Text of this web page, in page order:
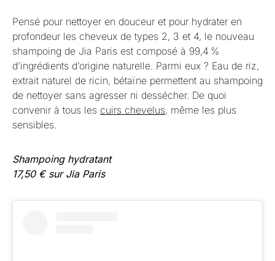
Pensé pour nettoyer en douceur et pour hydrater en
profondeur les cheveux de types 2, 3 et 4, le nouveau
shampoing de Jia Paris est composé à 99,4 %
d’ingrédients d’origine naturelle. Parmi eux ? Eau de riz,
extrait naturel de ricin, bétaïne permettent au shampoing
de nettoyer sans agresser ni dessécher. De quoi
convenir à tous les cuirs chevelus, même les plus
sensibles.
Shampoing hydratant
17,50 € sur Jia Paris